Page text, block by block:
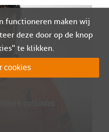
functioneren maken wij
deze door op de knop
te klikken.
cookies